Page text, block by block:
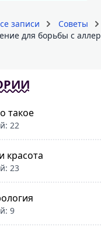
записи
Советы
для борьбы с
такое
22
красота
23
9